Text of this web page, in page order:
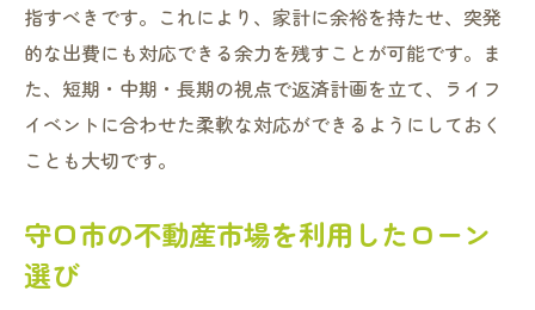
指すべきです。これにより、家計に余裕を持たせ、突発
的な出費にも対応できる余力を残すことが可能です。ま
た、短期・中期・長期の視点で返済計画を立て、ライフ
イベントに合わせた柔軟な対応ができるようにしておく
ことも大切です。
守口市の不動産市場を利用したローン
選び